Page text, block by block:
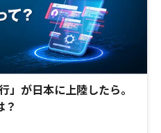
」が日本に上陸したら。
？